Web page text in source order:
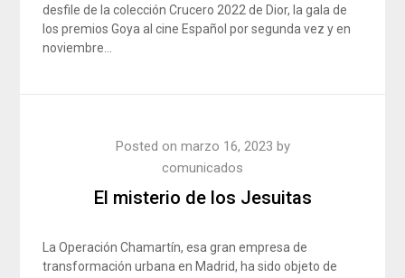
desfile de la colección Crucero 2022 de Dior, la gala de
los premios Goya al cine Español por segunda vez y en
noviembre…
El misterio de los Jesuitas
Posted on marzo 16, 2023 by
comunicados
La Operación Chamartín, esa gran empresa de
transformación urbana en Madrid, ha sido objeto de